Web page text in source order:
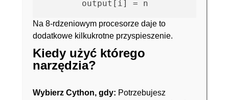
Na 8-rdzeniowym procesorze daje to
dodatkowe kilkukrotne przyspieszenie.
Kiedy użyć którego
narzędzia?
Wybierz Cython, gdy: Potrzebujesz